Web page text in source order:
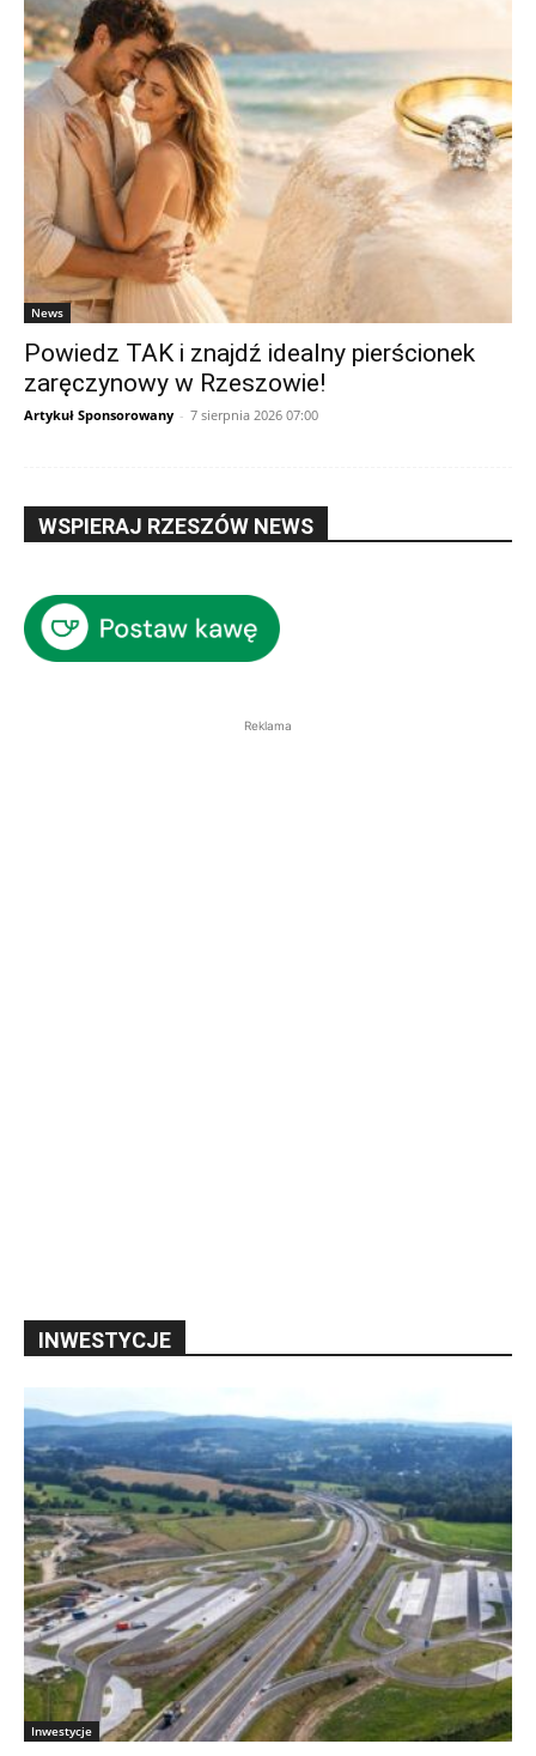
News
Powiedz TAK i znajdź idealny pierścionek
zaręczynowy w Rzeszowie!
Artykuł Sponsorowany - 7 sierpnia 2026 07:00
WSPIERAJ RZESZÓW NEWS
Reklama
INWESTYCJE
Inwestycje